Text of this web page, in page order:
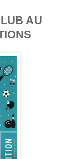
AU